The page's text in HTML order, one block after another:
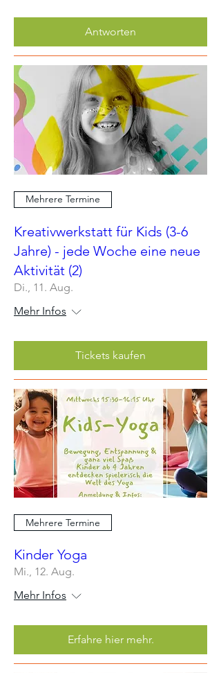
Antworten
Mehrere Termine
Kreativwerkstatt für Kids (3-6
Jahre) - jede Woche eine neue
Aktivität (2)
Di., 11. Aug.
Mehr Infos
Tickets kaufen
Mehrere Termine
Kinder Yoga
Mi., 12. Aug.
Mehr Infos
Erfahre hier mehr.